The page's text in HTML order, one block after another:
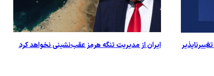
ایران از مدیریت تنگه هرمز عقب‌نشینی نخواهد کرد